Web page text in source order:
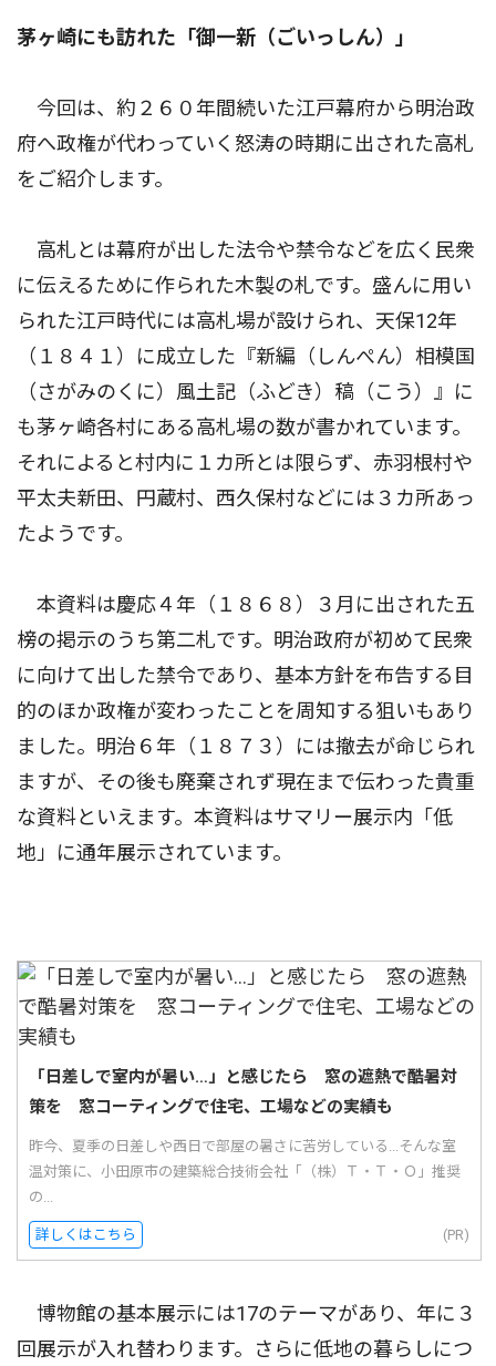
茅ヶ崎にも訪れた「御一新（ごいっしん）」
今回は、約２６０年間続いた江戸幕府から明治政
府へ政権が代わっていく怒涛の時期に出された高札
をご紹介します。
高札とは幕府が出した法令や禁令などを広く民衆
に伝えるために作られた木製の札です。盛んに用い
られた江戸時代には高札場が設けられ、天保12年
（１８４１）に成立した『新編（しんぺん）相模国
（さがみのくに）風土記（ふどき）稿（こう）』に
も茅ヶ崎各村にある高札場の数が書かれています。
それによると村内に１カ所とは限らず、赤羽根村や
平太夫新田、円蔵村、西久保村などには３カ所あっ
たようです。
本資料は慶応４年（１８６８）３月に出された五
榜の掲示のうち第二札です。明治政府が初めて民衆
に向けて出した禁令であり、基本方針を布告する目
的のほか政権が変わったことを周知する狙いもあり
ました。明治６年（１８７３）には撤去が命じられ
ますが、その後も廃棄されず現在まで伝わった貴重
な資料といえます。本資料はサマリー展示内「低
地」に通年展示されています。
「日差しで室内が暑い…」と感じたら 窓の遮熱で酷暑対
策を 窓コーティングで住宅、工場などの実績も
昨今、夏季の日差しや西日で部屋の暑さに苦労している...そんな室
温対策に、小田原市の建築総合技術会社「（株）Ｔ・Ｔ・Ｏ」推奨
の...
詳しくはこちら (PR)
博物館の基本展示には17のテーマがあり、年に３
回展示が入れ替わります。さらに低地の暮らしにつ